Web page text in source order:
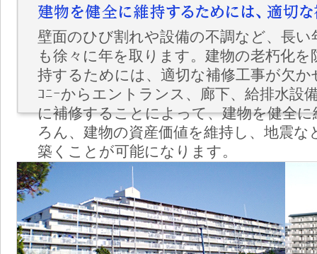
壁面のひび割れや設備の不調など、長い
も徐々に年を取ります。建物の老朽化
持するためには、適切な補修工事が欠か
ｺﾆｰからエントランス、廊下、給排水設
に補修することによって、建物を健全
ろん、建物の資産価値を維持し、地震な
築くことが可能になります。